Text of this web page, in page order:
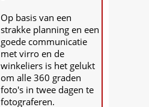
Op basis van een
strakke planning en een
goede communicatie
met virro en de
winkeliers is het gelukt
om alle 360 graden
foto's in twee dagen te
fotograferen.